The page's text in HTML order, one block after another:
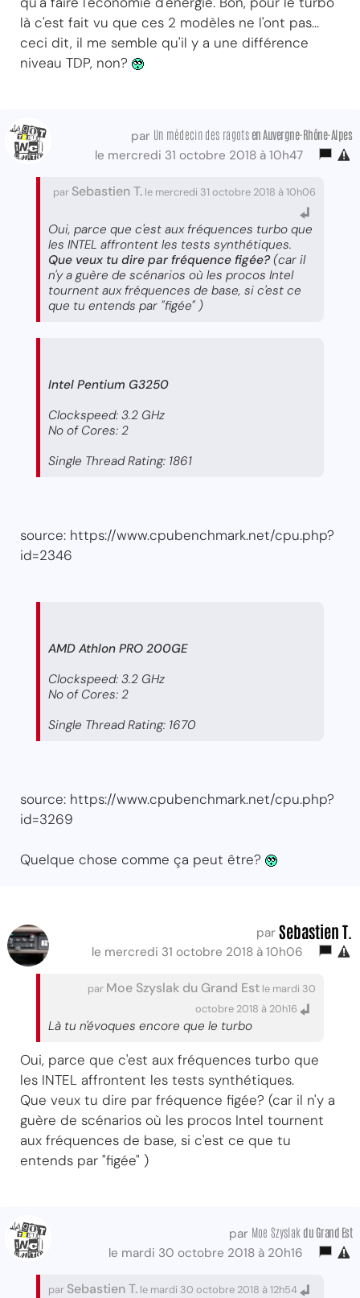
là c'est fait vu que ces 2 modèles ne l'ont pas...
ceci dit, il me semble qu'il y a une différence
niveau TDP, non?
par Un médecin des ragots en Auvergne-Rhône-Alpes
le mercredi 31 octobre 2018 à 10h47
par Sebastien T. le mercredi 31 octobre 2018 à 10h06
Oui, parce que c'est aux fréquences turbo que
les INTEL affrontent les tests synthétiques.
Que veux tu dire par fréquence figée?(car il
n'y a guère de scénarios où les procos Intel
tournent aux fréquences de base, si c'est ce
que tu entends par "figée" )
Intel Pentium G3250
Clockspeed: 3.2 GHz
No of Cores: 2
Single Thread Rating: 1861
source: https://www.cpubenchmark.net/cpu.php?
id=2346
AMD Athlon PRO 200GE
Clockspeed: 3.2 GHz
No of Cores: 2
Single Thread Rating: 1670
source: https://www.cpubenchmark.net/cpu.php?
id=3269
Quelque chose comme ça peut être?
par Sebastien T.
le mercredi 31 octobre 2018 à 10h06
par Moe Szyslak du Grand Est le mardi 30
octobre 2018 à 20h16
Là tu n'évoques encore que le turbo
Oui, parce que c'est aux fréquences turbo que
les INTEL affrontent les tests synthétiques.
Que veux tu dire par fréquence figée? (car il n'y a
guère de scénarios où les procos Intel tournent
aux fréquences de base, si c'est ce que tu
entends par "figée" )
par Moe Szyslak du Grand Est
le mardi 30 octobre 2018 à 20h16
par Sebastien T. le mardi 30 octobre 2018 à 12h54